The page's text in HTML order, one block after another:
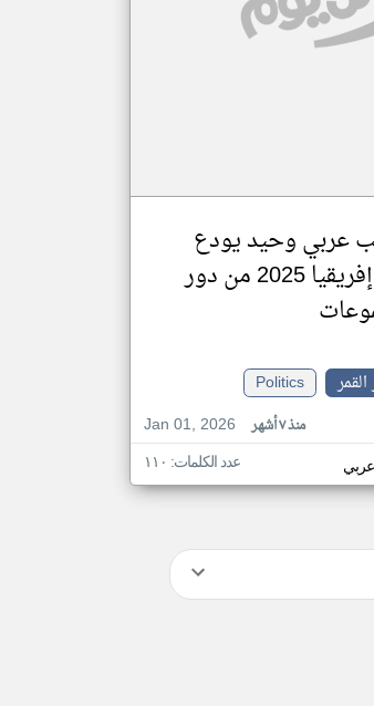
عربي وحيد يودع
كأس إفريقيا 2025 من دور
Politics
Jan 01, 2026
منذ ٧ أشهر
عدد الكلمات: ١١٠